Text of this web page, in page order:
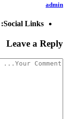
admin
Social Links:
Leave a Reply